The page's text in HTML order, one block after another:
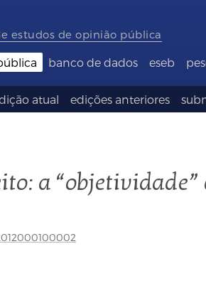
estudos de opinião pública
atual edições anteriores
banco de dados eseb
a